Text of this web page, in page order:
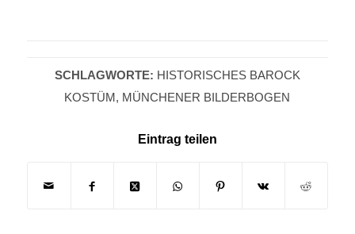
SCHLAGWORTE: HISTORISCHES BAROCK
KOSTÜM, MÜNCHENER BILDERBOGEN
Eintrag teilen